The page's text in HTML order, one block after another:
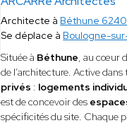
Architecte à Béthune
Se déplace à Boulogne-
Située à Béthune, au cœur
de l’architecture. Active
privés : logements
est de concevoir des
spécificités du site. Chaque